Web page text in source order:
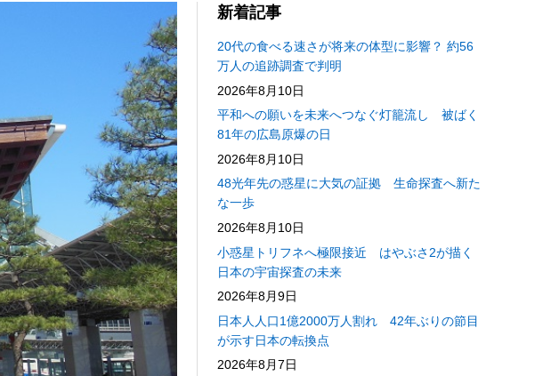
新着記事
20代の食べる速さが将来の体型に影響？ 約56
万人の追跡調査で判明
2026年8月10日
平和への願いを未来へつなぐ灯籠流し 被ばく
81年の広島原爆の日
2026年8月10日
48光年先の惑星に大気の証拠 生命探査へ新た
な一歩
2026年8月10日
小惑星トリフネへ極限接近 はやぶさ2が描く
日本の宇宙探査の未来
2026年8月9日
日本人人口1億2000万人割れ 42年ぶりの節目
が示す日本の転換点
2026年8月7日